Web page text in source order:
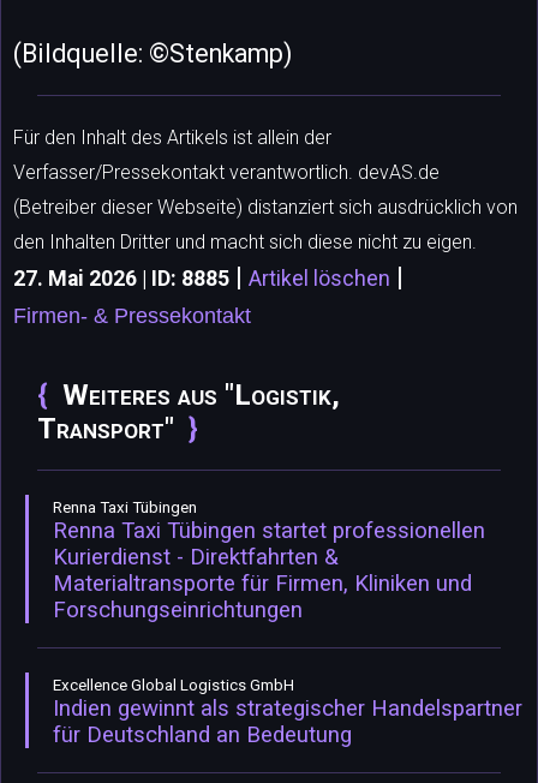
(Bildquelle: ©Stenkamp)
Für den Inhalt des Artikels ist allein der
Verfasser/Pressekontakt verantwortlich. devAS.de
(Betreiber dieser Webseite) distanziert sich ausdrücklich von
den Inhalten Dritter und macht sich diese nicht zu eigen.
27. Mai 2026 | ID: 8885 | Artikel löschen |
Firmen- & Pressekontakt
Weiteres aus "Logistik,
Transport"
Renna Taxi Tübingen
Renna Taxi Tübingen startet professionellen
Kurierdienst - Direktfahrten &
Materialtransporte für Firmen, Kliniken und
Forschungseinrichtungen
Excellence Global Logistics GmbH
Indien gewinnt als strategischer Handelspartner
für Deutschland an Bedeutung